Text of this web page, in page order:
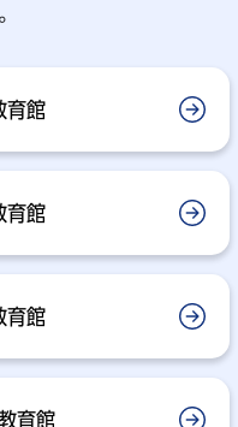
育館
育館
育館
育館